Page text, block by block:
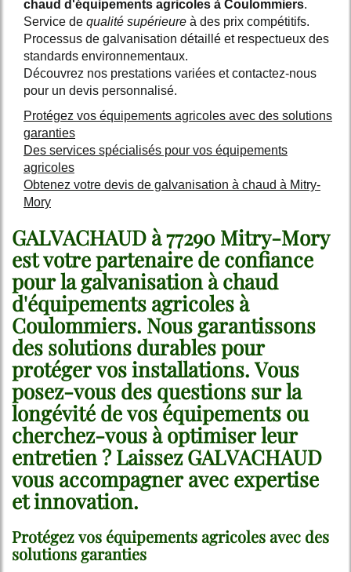
chaud d'équipements agricoles à Coulommiers.
Service de qualité supérieure à des prix compétitifs.
Processus de galvanisation détaillé et respectueux des
standards environnementaux.
Découvrez nos prestations variées et contactez-nous
pour un devis personnalisé.
Protégez vos équipements agricoles avec des solutions
garanties
Des services spécialisés pour vos équipements
agricoles
Obtenez votre devis de galvanisation à chaud à Mitry-
Mory
GALVACHAUD à 77290 Mitry-Mory
est votre partenaire de confiance
pour lagalvanisation à chaud
d'équipements agricoles à
Coulommiers. Nous garantissons
des solutions durables pour
protéger vos installations. Vous
posez-vous des questions sur la
longévité de vos équipements ou
cherchez-vous à optimiser leur
entretien ? Laissez GALVACHAUD
vous accompagner avec expertise
et innovation.
Protégez vos équipements agricoles avec des
solutions garanties